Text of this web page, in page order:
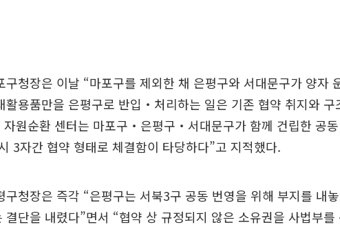
구청장은 이날 “마포구를 제외한 채 은평구와 서대문구가 양자
활용품만을 은평구로 반입‧처리하는 일은 기존 협약 취지와 구
자원순환 센터는 마포구‧은평구‧서대문구가 함께 건립한 공
3자간 협약 형태로 체결함이 타당하다”고 지적했다.
구청장은 즉각 “은평구는 서북3구 공동 번영을 위해 부지를 내
결단을 내렸다”면서 “협약 상 규정되지 않은 소유권을 사법부